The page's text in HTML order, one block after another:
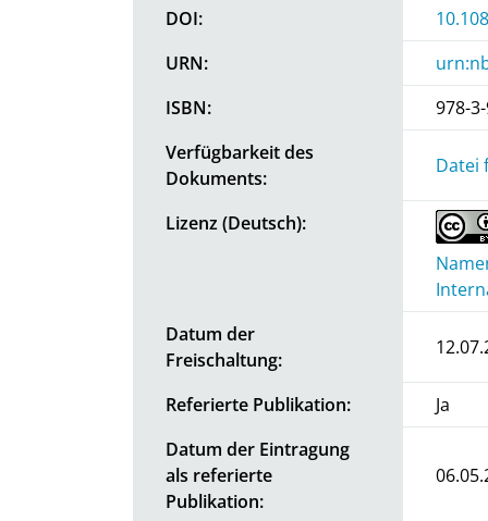
DOI:
URN:
ISBN:
978-
Verfügbarkeit des
Dokuments:
Datei
Lizenz (Deutsch):
Datum der
Freischaltung:
Referierte Publikation:
Ja
Datum der Eintragung
als referierte
Publikation: